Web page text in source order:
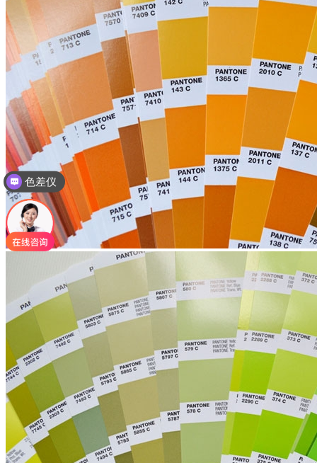
色差仪
光泽度仪